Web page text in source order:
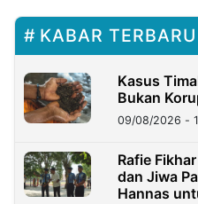
KABAR TERBARU
Kasus
Bukan
09/08/2026 -
Rafie
dan Jiwa
Hannas